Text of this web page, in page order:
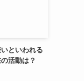
といわれる
活動は？